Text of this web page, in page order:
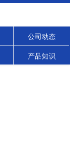
公司动态
产品知识